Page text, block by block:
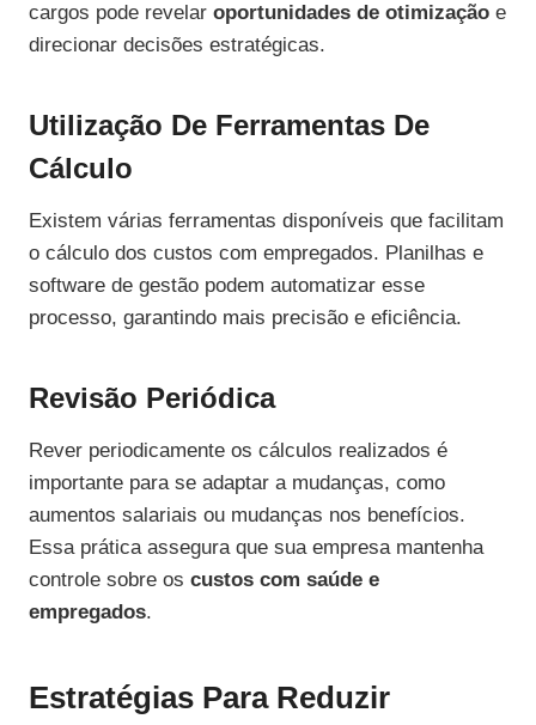
cargos pode revelar oportunidades de otimização e
direcionar decisões estratégicas.
Utilização De Ferramentas De
Cálculo
Existem várias ferramentas disponíveis que facilitam
o cálculo dos custos com empregados. Planilhas e
software de gestão podem automatizar esse
processo, garantindo mais precisão e eficiência.
Revisão Periódica
Rever periodicamente os cálculos realizados é
importante para se adaptar a mudanças, como
aumentos salariais ou mudanças nos benefícios.
Essa prática assegura que sua empresa mantenha
controle sobre os custos com saúde e
empregados.
Estratégias Para Reduzir